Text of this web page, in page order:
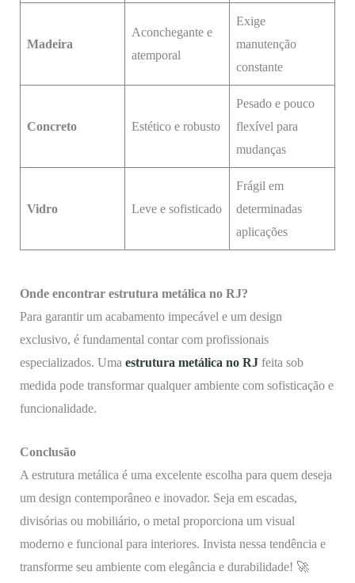
Madeira
Aconchegante e
atemporal
Exige
manutenção
constante
Concreto Estético e robusto
Pesado e pouco
flexível para
mudanças
Vidro Leve e sofisticado
Frágil em
determinadas
aplicações
Onde encontrar estrutura metálica no RJ?
Para garantir um acabamento impecável e um design
exclusivo, é fundamental contar com profissionais
especializados. Uma estrutura metálica no RJfeita sob
medida pode transformar qualquer ambiente com sofisticação e
funcionalidade.
Conclusão
A estrutura metálica é uma excelente escolha para quem deseja
um design contemporâneo e inovador. Seja em escadas,
divisórias ou mobiliário, o metal proporciona um visual
moderno e funcional para interiores. Invista nessa tendência e
transforme seu ambiente com elegância e durabilidade! 🚀